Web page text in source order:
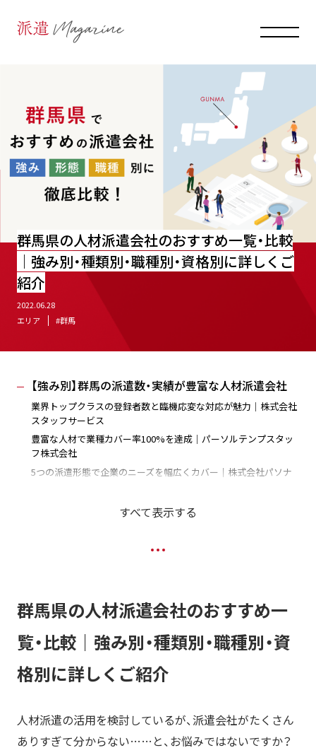
群馬県の人材派遣会社のおすすめ一覧・比較
｜強み別・種類別・職種別・資格別に詳しくご
紹介
2022.06.28
エリア
#群馬
【強み別】群馬の派遣数・実績が豊富な人材派遣会社
業界トップクラスの登録者数と臨機応変な対応が魅力｜株式会社
スタッフサービス
豊富な人材で業種カバー率100%を達成｜パーソルテンプスタッ
フ株式会社
5つの派遣形態で企業のニーズを幅広くカバー｜株式会社パソナ
【強み別】群馬で歴史がある老舗人材派遣会社
ーグループ株式会社
ア株式会社
【種類別】群馬で短期・単発の派遣バイトに強い人材派
遣会社
すべて表示する
群馬県の人材派遣会社のおすすめ一
覧・比較｜強み別・種類別・職種別・資
格別に詳しくご紹介
人材派遣の活用を検討しているが、派遣会社がたくさん
ありすぎて分からない……と、お悩みではないですか？